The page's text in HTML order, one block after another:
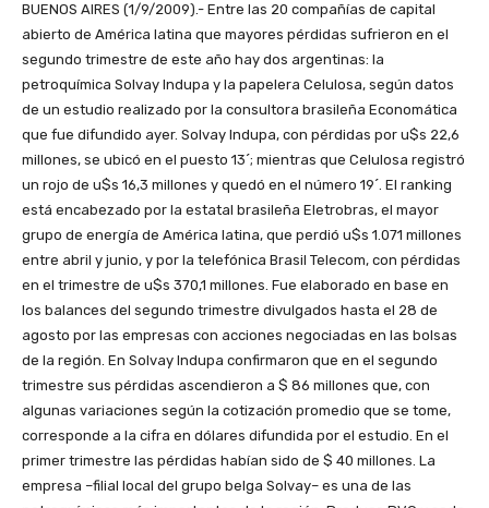
BUENOS AIRES (1/9/2009).- Entre las 20 compañías de capital
abierto de América latina que mayores pérdidas sufrieron en el
segundo trimestre de este año hay dos argentinas: la
petroquímica Solvay Indupa y la papelera Celulosa, según datos
de un estudio realizado por la consultora brasileña Economática
que fue difundido ayer. Solvay Indupa, con pérdidas por u$s 22,6
millones, se ubicó en el puesto 13´; mientras que Celulosa registró
un rojo de u$s 16,3 millones y quedó en el número 19´. El ranking
está encabezado por la estatal brasileña Eletrobras, el mayor
grupo de energía de América latina, que perdió u$s 1.071 millones
entre abril y junio, y por la telefónica Brasil Telecom, con pérdidas
en el trimestre de u$s 370,1 millones. Fue elaborado en base en
los balances del segundo trimestre divulgados hasta el 28 de
agosto por las empresas con acciones negociadas en las bolsas
de la región. En Solvay Indupa confirmaron que en el segundo
trimestre sus pérdidas ascendieron a $ 86 millones que, con
algunas variaciones según la cotización promedio que se tome,
corresponde a la cifra en dólares difundida por el estudio. En el
primer trimestre las pérdidas habían sido de $ 40 millones. La
empresa –filial local del grupo belga Solvay– es una de las